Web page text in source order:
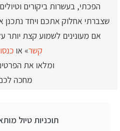
הפכתי, בעשרות ביקורים
שצברתי אחלוק אתכם ויחד נתכנן
אם מעונינים לשמוע קצת יותר
קשר» או
ומלאו את
מחכה
תוכניות טיול